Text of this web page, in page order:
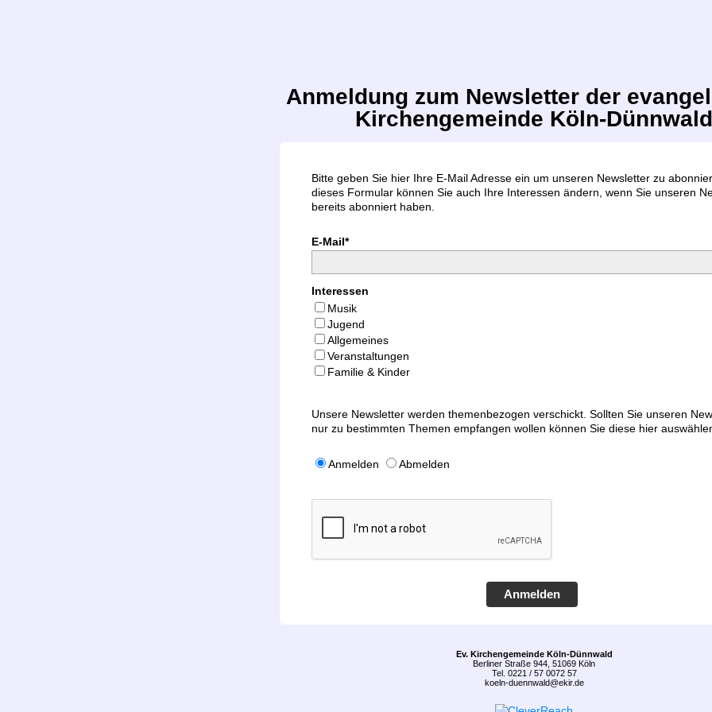
Anmeldung zum Newsletter der
Kirchengemeinde Köln-Dünnwald
Bitte geben Sie hier Ihre E-Mail Adresse ein um unseren Newsletter zu
dieses Formular können Sie auch Ihre Interessen ändern, wenn Sie unseren
bereits abonniert haben.
E-Mail*
Interessen
Musik
Jugend
Allgemeines
Veranstaltungen
Familie & Kinder
Unsere Newsletter werden themenbezogen verschickt. Sollten Sie unseren
nur zu bestimmten Themen empfangen wollen können Sie diese hier
Anmelden Abmelden
Anmelden
Ev. Kirchengemeinde Köln-Dünnwald
Berliner Straße 944, 51069 Köln
Tel. 0221 / 57 0072 57
koeln-duennwald@ekir.de